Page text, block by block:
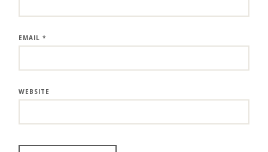
EMAIL*
WEBSITE